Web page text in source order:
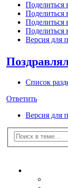
Поделиться
Поделиться
Поделиться
Поделиться
Версия для
Список
Ответить
Версия для